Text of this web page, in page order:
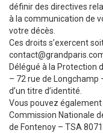
définir des directives
à la communication de
votre décès.
Ces droits s’exercent
Délégué à la Protection
– 72 rue de Longchamp
d’un titre d’identité.
Vous pouvez
Commission Nationale
de Fontenoy – TSA